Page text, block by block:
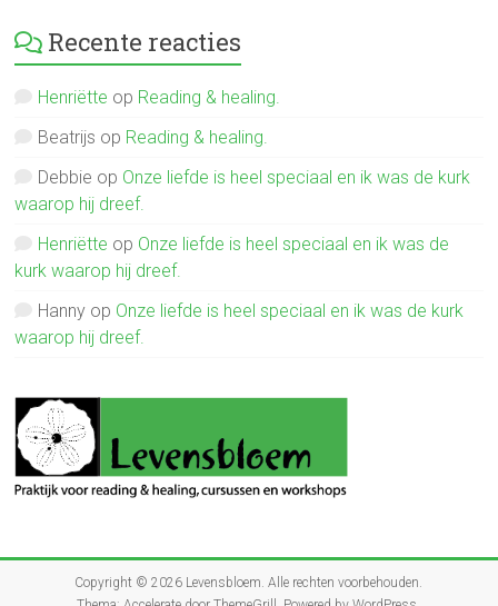
Recente reacties
Henriëtte op Reading & healing.
Beatrijs op Reading & healing.
Debbie op Onze liefde is heel speciaal en ik was de kurk
waarop hij dreef.
Henriëtte op Onze liefde is heel speciaal en ik was de
kurk waarop hij dreef.
Hanny op Onze liefde is heel speciaal en ik was de kurk
waarop hij dreef.
Copyright © 2026 Levensbloem. Alle rechten voorbehouden.